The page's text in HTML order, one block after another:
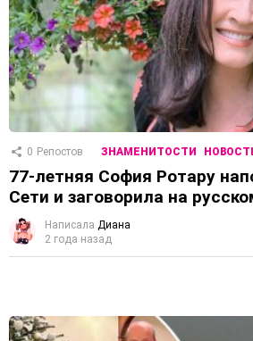
0 Репостов ЗНАМЕНИТОСТИ
77-летняя София Ротару
Сети и заговорила на
Написала Диана
2 года назад